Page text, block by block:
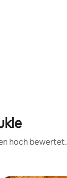
hoch bewertet.